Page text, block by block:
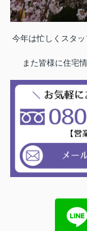
今年は忙しくスタ
また皆様に住宅